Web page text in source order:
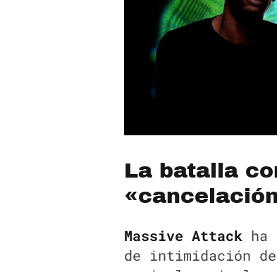
La batalla
Massive Attack ha
de intimidación